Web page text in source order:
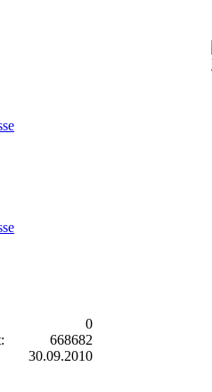
0
668682
30.09.2010